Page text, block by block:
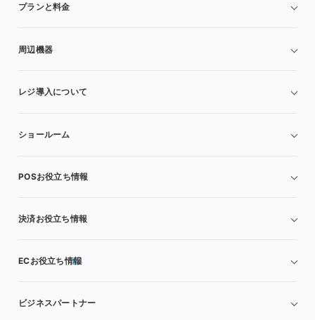
プランと料金
周辺機器
レジ導入について
ショールーム
POSお役立ち情報
決済お役立ち情報
ECお役立ち情報
ビジネスパートナー